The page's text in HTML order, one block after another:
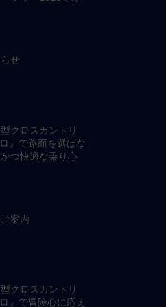
せ
クロスカントリ
』で路面を選ばな
つ快適な乗り心
案内
クロスカントリ
』で冒険心に応え